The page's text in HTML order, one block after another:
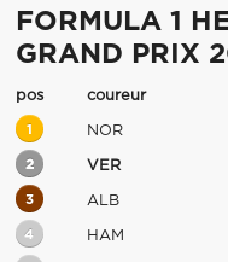
FORMULA 1
GRAND PRIX
pos coureur
1 NOR
2 VER
3 ALB
4 HAM